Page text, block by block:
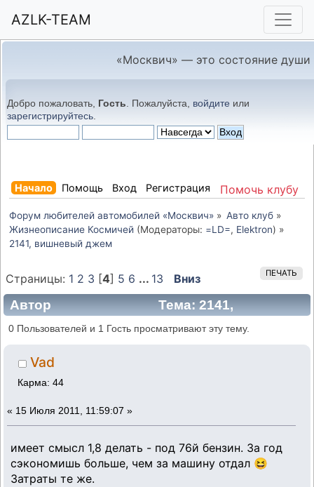
AZLK-TEAM
«Москвич» — это состояние души
Добро пожаловать, Гость . Пожалуйста, войдите или
зарегистрируйтесь
Помочь клубу
Начало Помощь Вход Регистрация
Форум любителей автомобилей «Москвич» » Авто клуб»
Жизнеописание Космичей (Модераторы: =LD=, Elektron) »
2141, вишневый джем
ПЕЧАТЬ
Страницы: 1 2 3 [4] 5 6 ... 13 Вниз
Автор
Тема: 2141,
вишневый джем (Прочитано 22640 раз)
0 Пользователей и 1 Гость просматривают эту тему.
Vad
Карма: 44
« 15 Июля 2011, 11:59:07 »
имеет смысл 1,8 делать - под 76й бензин. За год
сэкономишь больше, чем за машину отдал 😆
Затраты те же.